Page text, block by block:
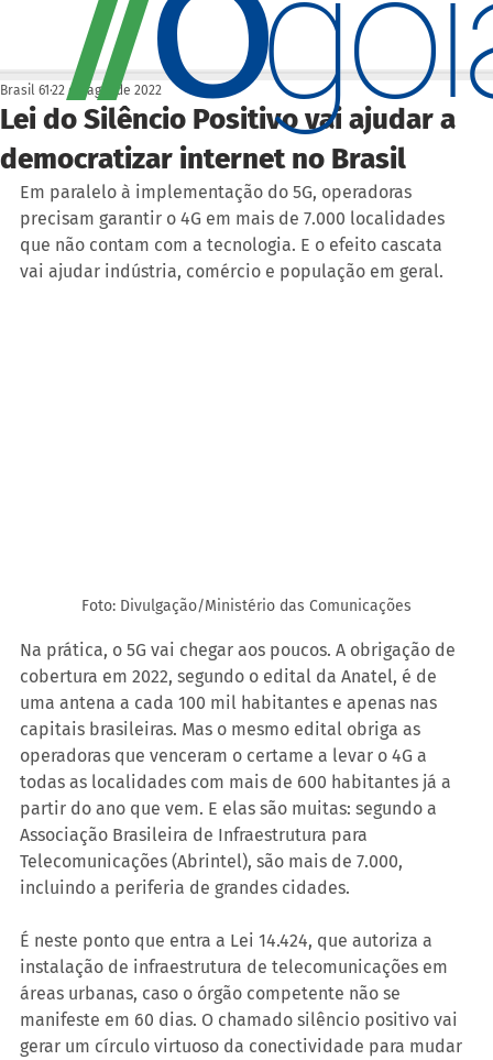
Lei do Silêncio Positivo vai ajudar a
democratizar internet no Brasil
Brasil 61 22 de ago. de 2022
Em paralelo à implementação do 5G, operadoras
precisam garantir o 4G em mais de 7.000 localidades
que não contam com a tecnologia. E o efeito cascata
vai ajudar indústria, comércio e população em geral.
Foto: Divulgação/Ministério das Comunicações
Na prática, o 5G vai chegar aos poucos. A obrigação de
cobertura em 2022, segundo o edital da Anatel, é de
uma antena a cada 100 mil habitantes e apenas nas
capitais brasileiras. Mas o mesmo edital obriga as
operadoras que venceram o certame a levar o 4G a
todas as localidades com mais de 600 habitantes já a
partir do ano que vem. E elas são muitas: segundo a
Associação Brasileira de Infraestrutura para
Telecomunicações (Abrintel), são mais de 7.000,
incluindo a periferia de grandes cidades.
É neste ponto que entra a Lei 14.424, que autoriza a
instalação de infraestrutura de telecomunicações em
áreas urbanas, caso o órgão competente não se
manifeste em 60 dias. O chamado silêncio positivo vai
gerar um círculo virtuoso da conectividade para mudar